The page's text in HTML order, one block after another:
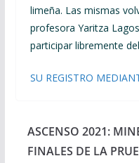
limeña. Las mismas
profesora Yaritza
participar libremente
SU REGISTRO
ASCENSO 2021:
FINALES DE LA